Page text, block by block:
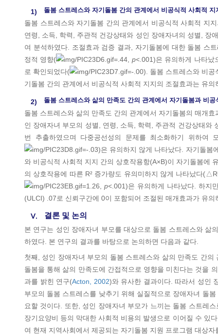
1)
돌봄 스트레스와 자기돌봄 간의 관계에서 비공식적 사회적 지
돌봄 스트레스와 자기돌봄 간의 관계에서 비공식적 사회적 지
연령, 소득, 학력, 주관적 건강상태와 성인 장애자녀의 성별, 장
여 분석하였다. 조절효과 검증 결과, 자기돌봄에 대한 돌봄 스
정적 영향(
=.44, p<.001)은 유의하게 나타났
로 확인되었다(
=-.00). 돌봄 스트레스와 비
기돌봄 간의 관계에서 비공식적 사회적 지지의 조절효과는 유
2) 돌봄 스트레스와 삶의 만족도 간의 관계에서 자기돌봄과 비
돌봄 스트레스와 삶의 만족도 간의 관계에서 자기돌봄의 매개
인 장애자녀 부모의 성별, 연령, 소득, 학력, 주관적 건강상태와
번 추출하였으며 다중공선성의 문제를 최소화하기 위하
=-.03)은 유의하지 않게 나타났다. 자기돌봄
와 비공식적 사회적 지지 간의 상호작용항(A×B)이 자기돌봄에
의 상호작용에 따른 R² 증가량도 유의미하지 않게 나타났다
=1.26, p<.001)은 유의하게 나타났다. 하지
(ULCI) .07로 신뢰구간에 0이 포함되어 조절된 매개효과가 유
Ⅴ. 결론 및 논의
본 연구는 성인 장애자녀 부모를 대상으로 돌봄 스트레스와 삶
하였다. 본 연구의 결과를 바탕으로 논의하면 다음과 같다.
첫째, 성인 장애자녀 부모의 돌봄 스트레스와 삶의 만족도 간
돌봄을 통해 삶의 만족도에 간접적으로 영향을 미친다는 것을
과를 밝힌 연구(Acton, 2002)와 유사한 결과이다. 따라서 성인
부모의 돌봄 스트레스를 낮추기 위해 실질적으로 장애자녀 돌
요할 것이다. 또한, 성인 장애자녀 부모가 느끼는 돌봄 스트레
장기요양비 등의 막대한 사회적 비용의 발생으로 이어질 수 있
여 현재 지역사회에서 제공되는 자기돌봄 지원 프로그램 대상